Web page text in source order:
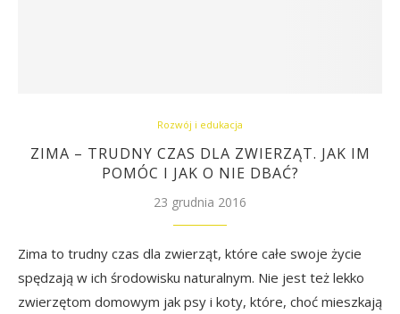
Rozwój i edukacja
ZIMA – TRUDNY CZAS DLA ZWIERZĄT. JAK IM
POMÓC I JAK O NIE DBAĆ?
23 grudnia 2016
Zima to trudny czas dla zwierząt, które całe swoje życie
spędzają w ich środowisku naturalnym. Nie jest też lekko
zwierzętom domowym jak psy i koty, które, choć mieszkają